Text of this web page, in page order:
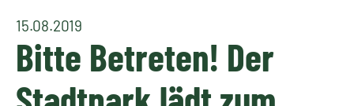
15.08.2019
Bitte Betreten! Der